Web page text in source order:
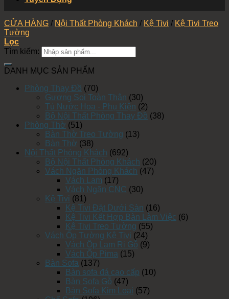
CỬA HÀNG / Nội Thất Phòng Khách / Kệ Tivi / Kệ Tivi Treo
Tường
Lọc
Tìm kiếm:
DANH MỤC SẢN PHẨM
Phòng Thay Đồ (70)
Gương Soi Toàn Thân (30)
Tủ Nước Hoa - Phụ Kiện (2)
Bộ Nội Thất Phòng Thay Đồ (38)
Phòng Thờ (51)
Bàn Thờ Treo Tường (13)
Bàn Thờ (38)
Nội Thất Phòng Khách (692)
Bộ Nội Thất Phòng Khách (20)
Vách Ngăn Phòng Khách (47)
Vách Lam (17)
Vách Ngăn CNC (30)
Kệ Tivi (81)
Kệ Tivi Đặt Dưới Sàn (16)
Kệ Tivi Kết Hợp Bàn Làm Việc (6)
Kệ Tivi Treo Tường (55)
Vách Ốp Tường Kệ Tivi (24)
Vách Ốp Lam Ri Gỗ (9)
Vách Ốp Pima (15)
Bàn Sofa (137)
Bàn sofa đá cao cấp (10)
Bàn Sofa Gỗ (47)
Bàn Sofa Kim Loại (57)